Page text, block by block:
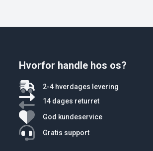
Hvorfor handle hos os?
2-4 hverdages levering
14 dages returret
God kundeservice
Gratis support